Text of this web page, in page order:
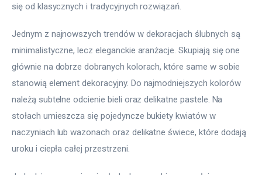
się od klasycznych i tradycyjnych rozwiązań.
Jednym z najnowszych trendów w dekoracjach ślubnych są
minimalistyczne, lecz eleganckie aranżacje. Skupiają się one
głównie na dobrze dobranych kolorach, które same w sobie
stanowią element dekoracyjny. Do najmodniejszych kolorów
należą subtelne odcienie bieli oraz delikatne pastele. Na
stołach umieszcza się pojedyncze bukiety kwiatów w
naczyniach lub wazonach oraz delikatne świece, które dodają
uroku i ciepła całej przestrzeni.